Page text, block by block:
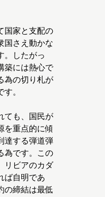
国家と支配の
国さえ動かな
。したがっ
築には熱心で
為の切り札が
。
ても、国民が
を重点的に傾
達する弾道弾
為です。この
リビアのカダ
ば自明であ
の締結は最低